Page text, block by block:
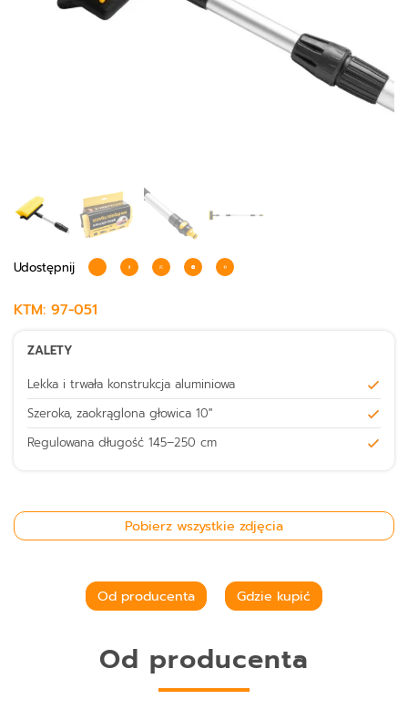
Udostępnij
KTM: 97-051
ZALETY
Lekka i trwała konstrukcja aluminiowa
Szeroka, zaokrąglona głowica 10''
Regulowana długość 145–250 cm
Pobierz wszystkie zdjęcia
Od producenta Gdzie kupić
Od producenta